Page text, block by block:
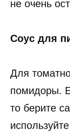
не очень
Соус для
Для
помидоры.
то берите